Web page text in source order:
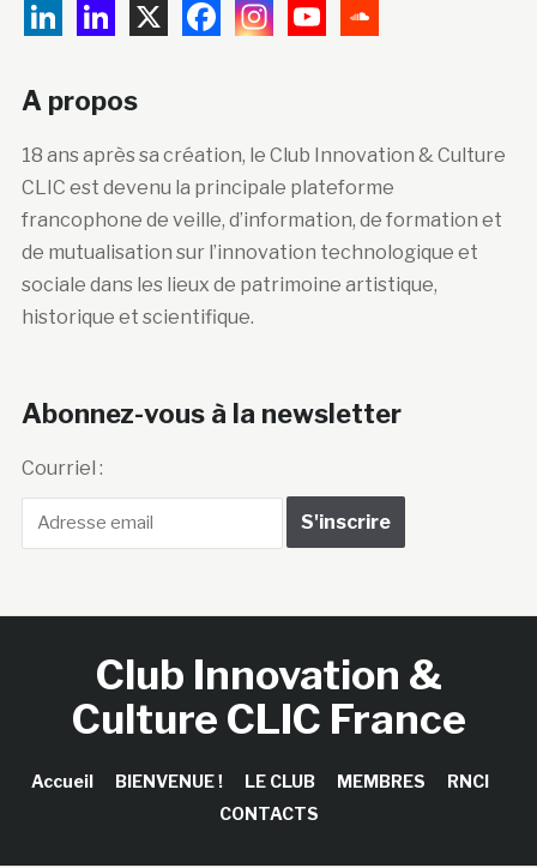
A propos
18 ans après sa création, le Club Innovation & Culture
CLIC est devenu la principale plateforme
francophone de veille, d’information, de formation et
de mutualisation sur l’innovation technologique et
sociale dans les lieux de patrimoine artistique,
historique et scientifique.
Abonnez-vous à la newsletter
Courriel :
Club Innovation &
Culture CLIC France
Accueil BIENVENUE ! LE CLUB MEMBRES
RNCI
CONTACTS